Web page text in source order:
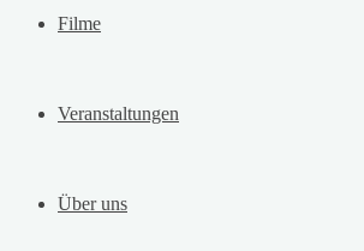
Filme
Veranstaltungen
Über uns